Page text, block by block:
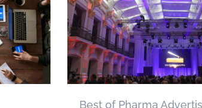
Best of Pharma